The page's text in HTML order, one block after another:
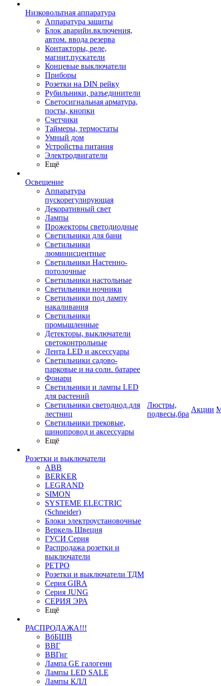
Низковольтная аппаратура
Аппаратура защиты
Блок аварийн.включения,
автом. ввода резерва
Контакторы, реле,
магнит.пускатели
Концевые выключатели
Приборы
Розетки на DIN рейку
Рубильники, разъединители
Светосигнальная арматура,
посты, кнопки
Счетчики
Таймеры, термостаты
Умный дом
Устройства питания
Электродвигатели
Ещё
Освещение
Аппаратура
пускорегулирующая
Декоративный свет
Лампы
Прожекторы светодиодные
Светильники для бани
Светильники
люминисцентные
Светильники Настенно-
потолочные
Светильники настольные
Светильники ночники
Светильники под лампу
накаливания
Светильники
промышленные
Детекторы, выключатели
светоконтрольные
Лента LED и аксессуары
Светильники садово-
парковые и на солн. батарее
Фонари
Светильники и лампы LED
для растений
Светильники светодиод.для
лестниц
Светильники трековые,
шинопровод и аксессуары
Ещё
Розетки и выключатели
ABB
BERKER
LEGRAND
SIMON
SYSTEME ELECTRIC
(Schneider)
Блоки электроустановочные
Веркель Швеция
ГУСИ Серия
Распродажа розетки и
выключатели
РЕТРО
Розетки и выключатели ТДМ
Серия GIRA
Серия JUNG
СЕРИЯ ЭРА
Ещё
РАСПРОДАЖА!!!
ВбБШВ
ВВГ
ВВГнг
Лампа GE галогенн
Лампы LED SALE
Лампы КЛЛ
Люстры,
подвесы,бра
Акции